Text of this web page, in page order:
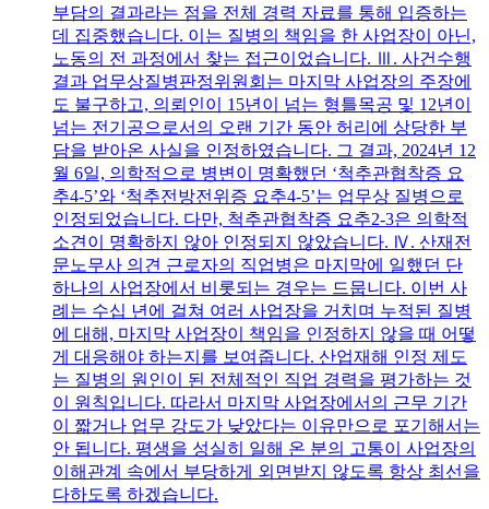
부담의 결과라는 점을 전체 경력 자료를 통해 입증하는
데 집중했습니다. 이는 질병의 책임을 한 사업장이 아닌,
노동의 전 과정에서 찾는 접근이었습니다. Ⅲ. 사건수행
결과 업무상질병판정위원회는 마지막 사업장의 주장에
도 불구하고, 의뢰인이 15년이 넘는 형틀목공 및 12년이
넘는 전기공으로서의 오랜 기간 동안 허리에 상당한 부
담을 받아온 사실을 인정하였습니다. 그 결과, 2024년 12
월 6일, 의학적으로 병변이 명확했던 ‘척추관협착증 요
추4-5’와 ‘척추전방전위증 요추4-5’는 업무상 질병으로
인정되었습니다. 다만, 척추관협착증 요추2-3은 의학적
소견이 명확하지 않아 인정되지 않았습니다. Ⅳ. 산재전
문노무사 의견 근로자의 직업병은 마지막에 일했던 단
하나의 사업장에서 비롯되는 경우는 드뭅니다. 이번 사
례는 수십 년에 걸쳐 여러 사업장을 거치며 누적된 질병
에 대해, 마지막 사업장이 책임을 인정하지 않을 때 어떻
게 대응해야 하는지를 보여줍니다. 산업재해 인정 제도
는 질병의 원인이 된 전체적인 직업 경력을 평가하는 것
이 원칙입니다. 따라서 마지막 사업장에서의 근무 기간
이 짧거나 업무 강도가 낮았다는 이유만으로 포기해서는
안 됩니다. 평생을 성실히 일해 온 분의 고통이 사업장의
이해관계 속에서 부당하게 외면받지 않도록 항상 최선을
다하도록 하겠습니다.